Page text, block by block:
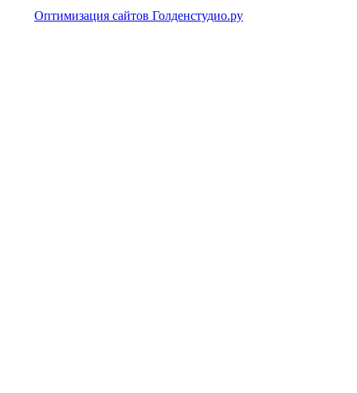
Оптимизация сайтов Голденстудио.ру